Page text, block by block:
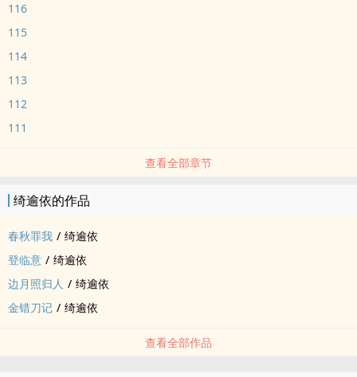
116
115
114
113
112
111
查看全部章节
绮逾依的作品
春秋罪我 / 绮逾依
登临意 / 绮逾依
边月照归人 / 绮逾依
金错刀记 / 绮逾依
查看全部作品